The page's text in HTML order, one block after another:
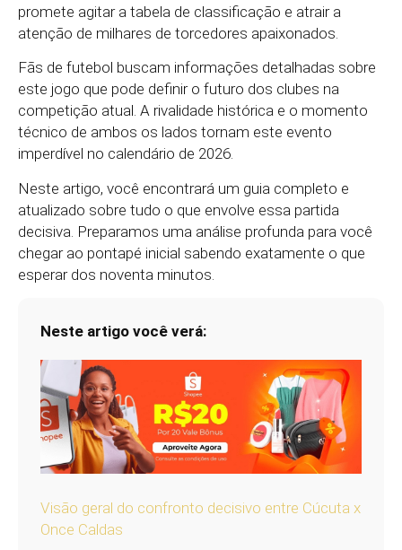
promete agitar a tabela de classificação e atrair a
atenção de milhares de torcedores apaixonados.
Fãs de futebol buscam informações detalhadas sobre
este jogo que pode definir o futuro dos clubes na
competição atual. A rivalidade histórica e o momento
técnico de ambos os lados tornam este evento
imperdível no calendário de 2026.
Neste artigo, você encontrará um guia completo e
atualizado sobre tudo o que envolve essa partida
decisiva. Preparamos uma análise profunda para você
chegar ao pontapé inicial sabendo exatamente o que
esperar dos noventa minutos.
Neste artigo você verá:
Visão geral do confronto decisivo entre Cúcuta x
Once Caldas